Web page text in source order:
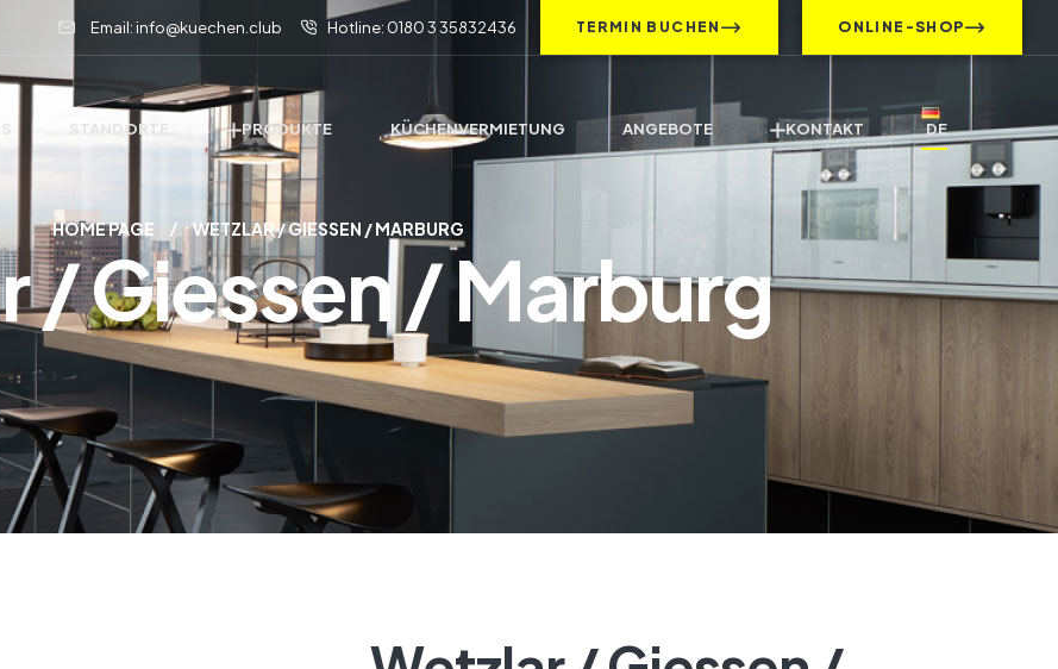
Email: info@kuechen.club Hotline: 0180 3 35832436 TERMIN BUCHEN ONLINE-SHOP
STANDORTE PRODUKTE KÜCHENVERMIETUNG ANGEBOTE KONTAKT DE
HOME PAGE WETZLAR / GIESSEN / MARBURG
/ Giessen / Marburg